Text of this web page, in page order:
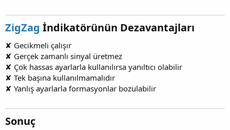
ZigZag İndikatörünün Dezavantajları​
✘ Gecikmeli çalışır
✘ Gerçek zamanlı sinyal üretmez
✘ Çok hassas ayarlarla kullanılırsa yanıltıcı olabilir
✘ Tek başına kullanılmamalıdır
✘ Yanlış ayarlarla formasyonlar bozulabilir
Sonuç​